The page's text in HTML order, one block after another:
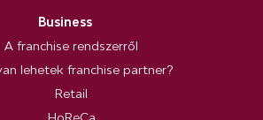
Business
A franchise rendszerről
lehetek franchise partner?
Retail